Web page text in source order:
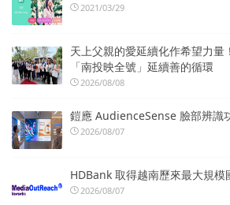
2021/03/29
天上父親的愛延續化作希望力量
「南投映全號」延續善的循環
2026/08/08
鎧應 AudienceSense 臉部辨識
2026/08/07
HDBank 取得越南歷來最大規模
2026/08/07